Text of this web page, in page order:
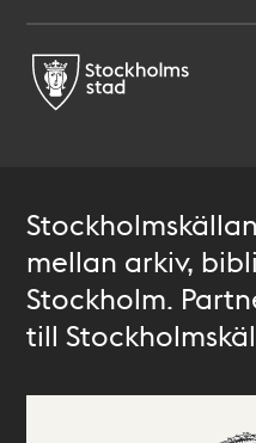
mellan arkiv,
Stockholm.
till